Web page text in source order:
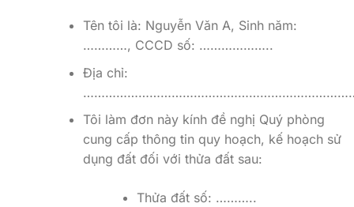
Tên tôi là: Nguyễn Văn A, Sinh năm:
…………, CCCD số: ………………..
Địa chỉ:
Tôi làm đơn này kính đề nghị Quý phòng
cung cấp thông tin quy hoạch, kế hoạch sử
dụng đất đối với thửa đất sau:
Thửa đất số: ………..